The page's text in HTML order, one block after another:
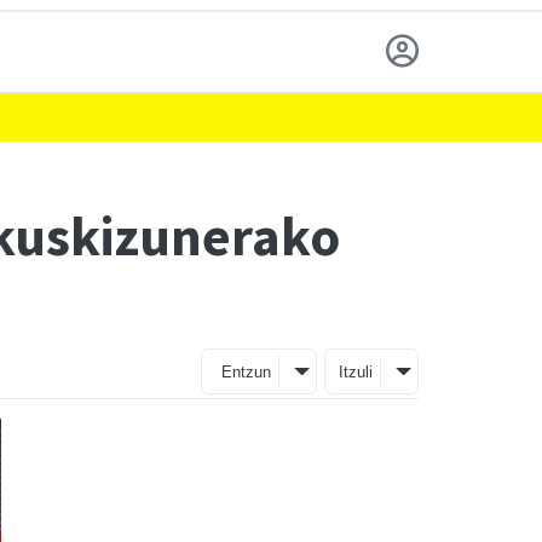
Entzun Itzuli